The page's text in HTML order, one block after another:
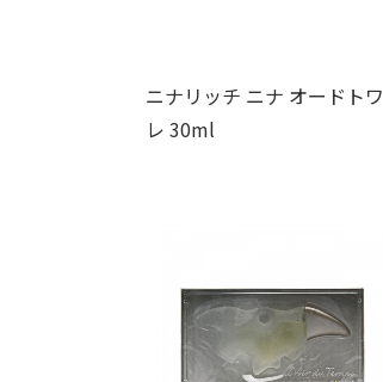
ニナリッチ ニナ オードトワ
レ 30ml